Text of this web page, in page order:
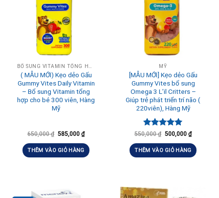
( MẪU MỚI) Kẹo dẻo Gấu
Gummy Vites Daily Vitamin
– Bổ sung Vitamin tổng
hợp cho bé 300 viên, Hàng
Mỹ
650,000₫ 585,000 ₫
THÊM VÀO GIỎ HÀNG
MỸ
[MẪU MỚI] Kẹo dẻo Gấu
Gummy Vites bổ sung
Omega 3 L’il Critters –
Giúp trẻ phát triển trí não (
220viên), Hàng Mỹ
Được xếp
5 sao
550,000₫ 500,000 ₫
THÊM VÀO GIỎ HÀNG